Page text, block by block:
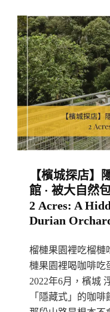
佳
家
湯
包
·
首
推
蟹
鮮
肉
湯
百
度
搜
尋
【檳城探店】
館 · 被大自然
2 Acres: A
Durian
榴槤果園裡吃榴槤
槤果園裡喝咖啡吃
2022年6月，檳城
「隱藏式」的咖